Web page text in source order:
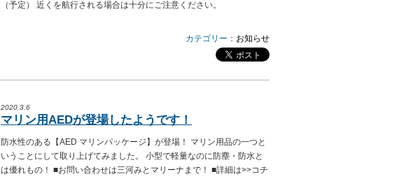
（予定） 近くを航行される場合は十分にご注意ください。
カテゴリー： お知らせ
2020.3.6
マリン用AEDが登場したようです！
防水性のある【AED マリンパッケージ】が登場！ マリン用品の一つと
いうことにして取り上げてみました。 小型で軽量なのに防塵・防水と
は優れもの！ ■お問い合わせは三河みとマリーナまで！ ■詳細は>>コチ